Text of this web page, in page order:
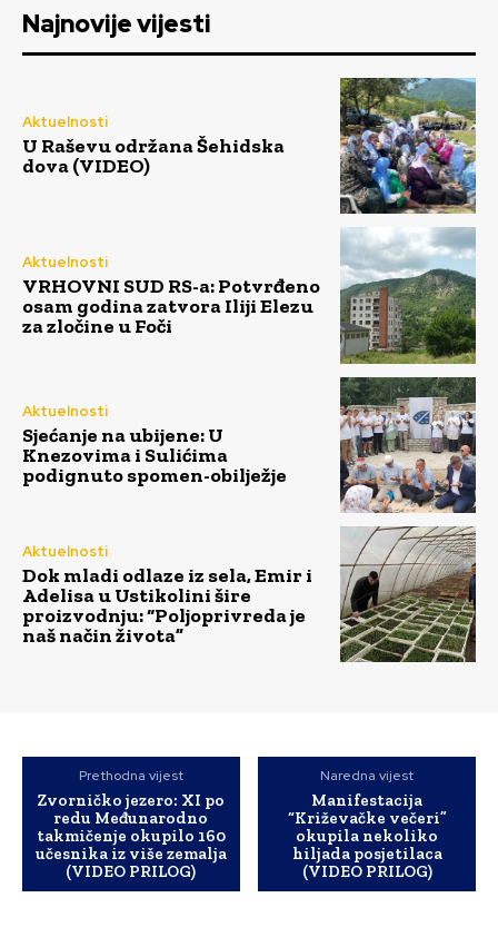
Najnovije vijesti
Aktuelnosti
U Raševu održana Šehidska
dova (VIDEO)
Aktuelnosti
VRHOVNI SUD RS-a: Potvrđeno
osam godina zatvora Iliji Elezu
za zločine u Foči
Aktuelnosti
Sjećanje na ubijene: U
Knezovima i Sulićima
podignuto spomen-obilježje
Aktuelnosti
Dok mladi odlaze iz sela, Emir i
Adelisa u Ustikolini šire
proizvodnju: “Poljoprivreda je
naš način života”
Prethodna vijest
Zvorničko jezero: XI po
redu Međunarodno
takmičenje okupilo 160
učesnika iz više zemalja
(VIDEO PRILOG)
Naredna vijest
Manifestacija
“Križevačke večeri”
okupila nekoliko
hiljada posjetilaca
(VIDEO PRILOG)